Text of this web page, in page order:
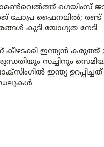
ഗെയിംസ്
ചോപ്ര ഫൈനലിൽ; രണ്ട്
കൂടി യോഗ്യത നേടി
കീഴടക്കി ഇന്ത്യൻ കരുത്ത് ;
സച്ചിനും
ഇന്ത്യ